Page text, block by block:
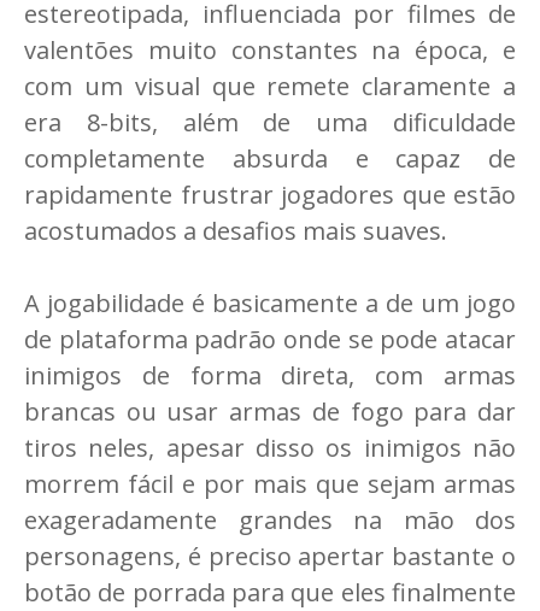
estereotipada, influenciada por filmes de
valentões muito constantes na época, e
com um visual que remete claramente a
era 8-bits, além de uma dificuldade
completamente absurda e capaz de
rapidamente frustrar jogadores que estão
acostumados a desafios mais suaves.
A jogabilidade é basicamente a de um jogo
de plataforma padrão onde se pode atacar
inimigos de forma direta, com armas
brancas ou usar armas de fogo para dar
tiros neles, apesar disso os inimigos não
morrem fácil e por mais que sejam armas
exageradamente grandes na mão dos
personagens, é preciso apertar bastante o
botão de porrada para que eles finalmente